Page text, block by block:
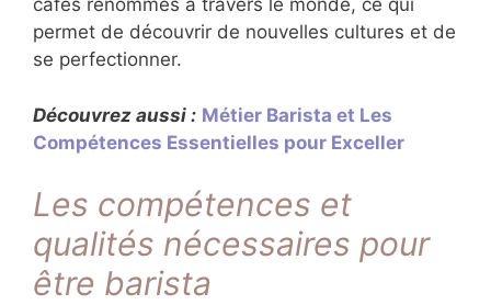
cafés renommés à travers le monde, ce qui
permet de découvrir de nouvelles cultures et de
se perfectionner.
Découvrez aussi : Métier Barista et Les
Compétences Essentielles pour Exceller
Les compétences et
qualités nécessaires pour
être barista